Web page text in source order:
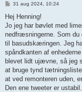
d
æ
g
31 aug 2024, 10:24
Hej Henning!
Jo jeg har bøvlet med
nedfræsningerne. Som du
til basudskæringen. Jeg
spåndkanten af
blevet lidt ujævne, så jeg
at bruge tynd
at ved remonteren uden,
Den ene tweeter er